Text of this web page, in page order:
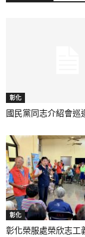
彰化
國民黨同志介紹會巡
彰化
彰化榮服處榮欣志工